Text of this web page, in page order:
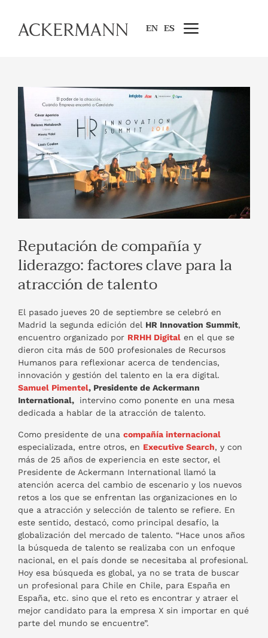
EN ES
Reputación de compañía y
liderazgo: factores clave para la
atracción de talento
El pasado jueves 20 de septiembre se celebró en
Madrid la segunda edición del HR Innovation Summit,
encuentro organizado por RRHH Digital en el que se
dieron cita más de 500 profesionales de Recursos
Humanos para reflexionar acerca de tendencias,
innovación y gestión del talento en la era digital.
Samuel Pimentel, Presidente de Ackermann
International,
intervino como ponente en una mesa
dedicada a hablar de la atracción de talento.
Como presidente de una compañía internacional
especializada, entre otros, en Executive Search, y con
más de 25 años de experiencia en este sector, el
Presidente de Ackermann International llamó la
atención acerca del cambio de escenario y los nuevos
retos a los que se enfrentan las organizaciones en lo
que a atracción y selección de talento se refiere. En
este sentido, destacó, como principal desafío, la
globalización del mercado de talento. “Hace unos años
la búsqueda de talento se realizaba con un enfoque
nacional, en el país donde se necesitaba al profesional.
Hoy esa búsqueda es global, ya no se trata de buscar
un profesional para Chile en Chile, para España en
España, etc. sino que el reto es encontrar y atraer el
mejor candidato para la empresa X sin importar en qué
parte del mundo se encuentre”.